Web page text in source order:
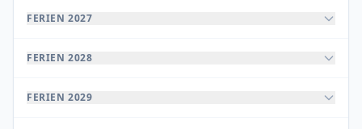
FERIEN 2027
FERIEN 2028
FERIEN 2029